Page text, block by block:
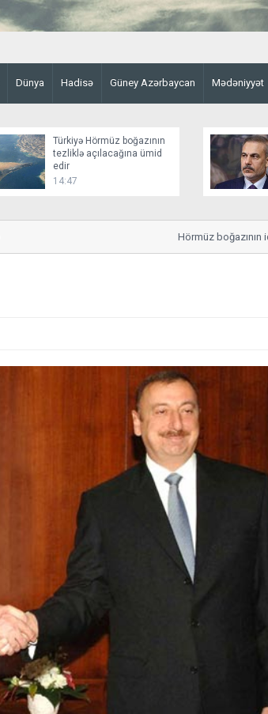
Dünya Hadisə Güney Azərbaycan Mədəniyyət
Türkiyə Hörmüz boğazının
tezliklə açılacağına ümid
edir
14:47
Hörmüz boğazının